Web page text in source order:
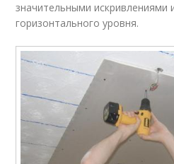
значительными искривлениями
горизонтального уровня.